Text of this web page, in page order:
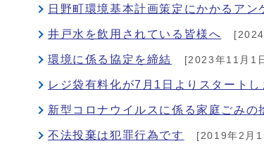
日野町環境基本計画策定にかかるア
井戸水を飲用されている皆様へ
環境に係る協定を締結 [2023年11月1
レジ袋有料化が7月1日よりスタートし
新型コロナウイルスに係る家庭ごみの
不法投棄は犯罪行為です [2019年2月